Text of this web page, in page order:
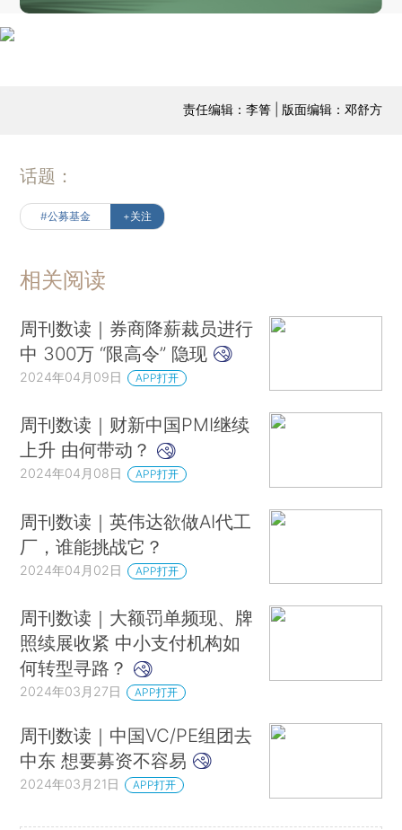
责任编辑：李箐 | 版面编辑：邓舒方
话题：
#公募基金 +关注
相关阅读
周刊数读｜券商降薪裁员进行
中 300万 “限高令” 隐现
2024年04月09日 APP打开
周刊数读｜财新中国PMI继续
上升 由何带动？
2024年04月08日 APP打开
周刊数读｜英伟达欲做AI代工
厂，谁能挑战它？
2024年04月02日 APP打开
周刊数读｜大额罚单频现、牌
照续展收紧 中小支付机构如
何转型寻路？
2024年03月27日 APP打开
周刊数读｜中国VC/PE组团去
中东 想要募资不容易
2024年03月21日 APP打开